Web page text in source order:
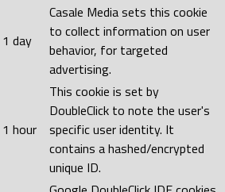
1 day
Casale Media sets this cookie
to collect information on user
behavior, for targeted
advertising.
1 hour
This cookie is set by
DoubleClick to note the user's
specific user identity. It
contains a hashed/encrypted
unique ID.